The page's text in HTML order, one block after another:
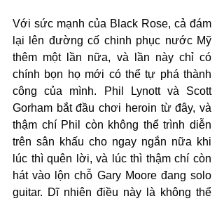
Với sức mạnh của Black Rose, cả đám
lại lên đường cố chinh phục nước Mỹ
thêm một lần nữa, và lần này chỉ có
chính bọn họ mới có thể tự phá thành
công của mình. Phil Lynott và Scott
Gorham bắt đầu chơi heroin từ đây, và
thậm chí Phil còn không thể trình diễn
trên sân khấu cho ngay ngắn nữa khi
lúc thì quên lời, và lúc thì thậm chí còn
hát vào lộn chỗ Gary Moore đang solo
guitar. Dĩ nhiên điều này là không thể